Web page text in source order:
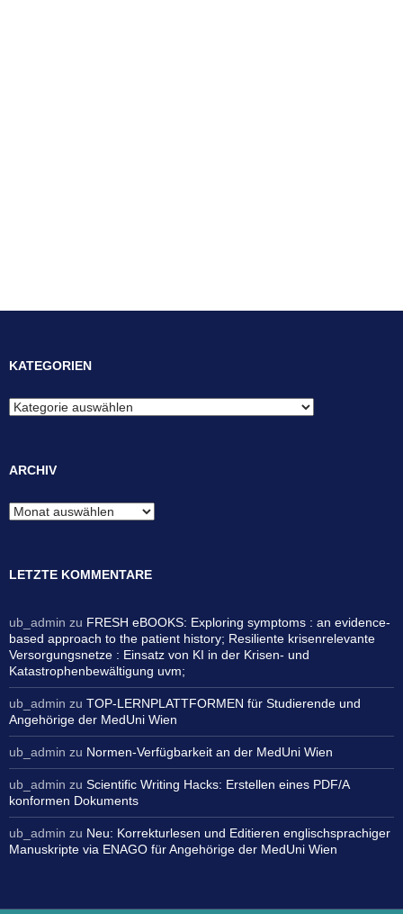
KATEGORIEN
Kategorien
ARCHIV
Archiv
LETZTE KOMMENTARE
ub_admin zu FRESH eBOOKS: Exploring symptoms : an evidence-
based approach to the patient history; Resiliente krisenrelevante
Versorgungsnetze : Einsatz von KI in der Krisen- und
Katastrophenbewältigung uvm;
ub_admin zu TOP-LERNPLATTFORMEN für Studierende und
Angehörige der MedUni Wien
ub_admin zu Normen-Verfügbarkeit an der MedUni Wien
ub_admin zu Scientific Writing Hacks: Erstellen eines PDF/A
konformen Dokuments
ub_admin zu Neu: Korrekturlesen und Editieren englischsprachiger
Manuskripte via ENAGO für Angehörige der MedUni Wien